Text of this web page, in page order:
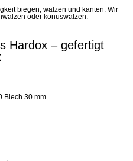
biegen, walzen und kanten. Wir
oder konuswalzen.
Hardox – gefertigt
Blech 30 mm